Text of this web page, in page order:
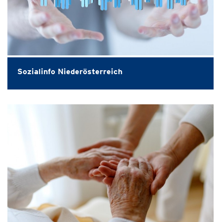
Sozialinfo Niederösterreich